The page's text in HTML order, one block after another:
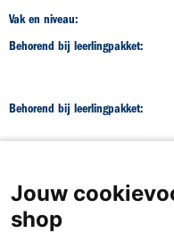
Vak en niveau:
Behorend bij leerlingpakket:
Behorend bij leerlingpakket:
Jouw
shop